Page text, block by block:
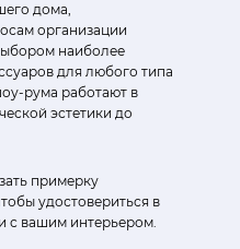
дома,
организации
наиболее
для любого типа
рума работают в
эстетики до
примерку
удостовериться в
с вашим интерьером.